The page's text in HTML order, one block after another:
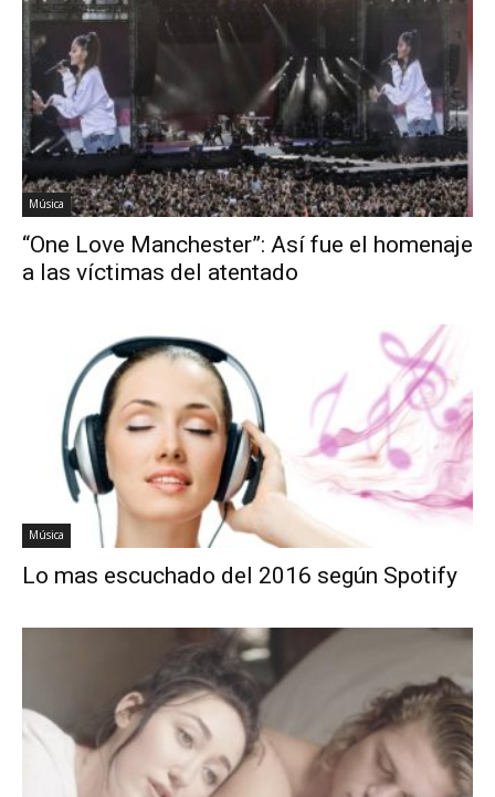
Música
“One Love Manchester”: Así fue el homenaje
a las víctimas del atentado
Música
Lo mas escuchado del 2016 según Spotify